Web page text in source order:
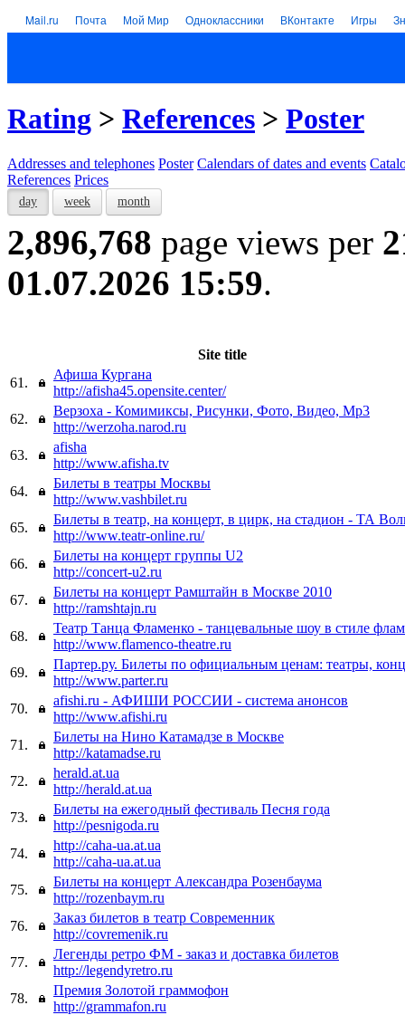
Mail.ru Почта Мой Мир Одноклассники ВКонтакте Игры
Rating > References > Poster
Addresses and telephones Poster Calendars of dates and events
References Prices
day week month
2,896,768 page views per
01.07.2026 15:59.
Site title
61.
Афиша Кургана
http://afisha45.opensite.center/
62.
Верзоха - Комимиксы, Рисунки, Фото, Видео, Mp3
http://werzoha.narod.ru
63.
afisha
http://www.afisha.tv
64.
Билеты в театры Москвы
http://www.vashbilet.ru
65.
Билеты в театр, на концерт, в цирк, на стадион - ТА
http://www.teatr-online.ru/
66.
Билеты на концерт группы U2
http://concert-u2.ru
67.
Билеты на концерт Рамштайн в Москве 2010
http://ramshtajn.ru
68.
Театр Танца Фламенко - танцевальные шоу в стиле
http://www.flamenco-theatre.ru
69.
Партер.ру. Билеты по официальным ценам: театры,
http://www.parter.ru
70.
afishi.ru - АФИШИ РОССИИ - система анонсов
http://www.afishi.ru
71.
Билеты на Нино Катамадзе в Москве
http://katamadse.ru
72.
herald.at.ua
http://herald.at.ua
73.
Билеты на ежегодный фестиваль Песня года
http://pesnigoda.ru
74.
http://caha-ua.at.ua
http://caha-ua.at.ua
75.
Билеты на концерт Александра Розенбаума
http://rozenbaym.ru
76.
Заказ билетов в театр Современник
http://covremenik.ru
77.
Легенды ретро ФМ - заказ и доставка билетов
http://legendyretro.ru
78.
Премия Золотой граммофон
http://grammafon.ru